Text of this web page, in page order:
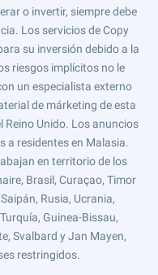
o invertir, siempre debe
Los servicios de Copy
su inversión debido a la
riesgos implícitos no le
un especialista externo
de márketing de esta
Reino Unido. Los anuncios
a residentes en Malasia.
en territorio de los
Brasil, Curaçao, Timor
Rusia, Ucrania,
Guinea-Bissau,
Svalbard y Jan Mayen,
restringidos.